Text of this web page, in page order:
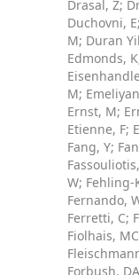
Drasal, Z;
Duchovni, E;
M; Duran
Edmonds, K
M;
Ernst, M;
Etienne, F;
Fang, Y;
W; Fehling-
Fernando,
Ferretti, C;
Fiolhais,
Forbush, DA